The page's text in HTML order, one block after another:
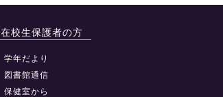
在校生保護者の方
学年だより
図書館通信
保健室から